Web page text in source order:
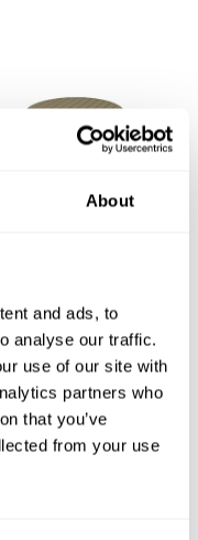
About
and ads, to
analyse our traffic.
use of our site with
partners who
that you’ve
from your use